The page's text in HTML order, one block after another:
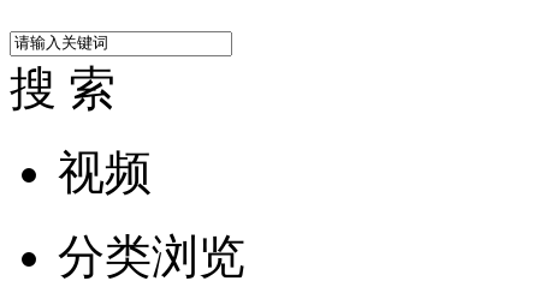
搜 索
视频
分类浏览